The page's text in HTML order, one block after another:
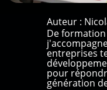
Auteur :
De
entreprises
pour
génération